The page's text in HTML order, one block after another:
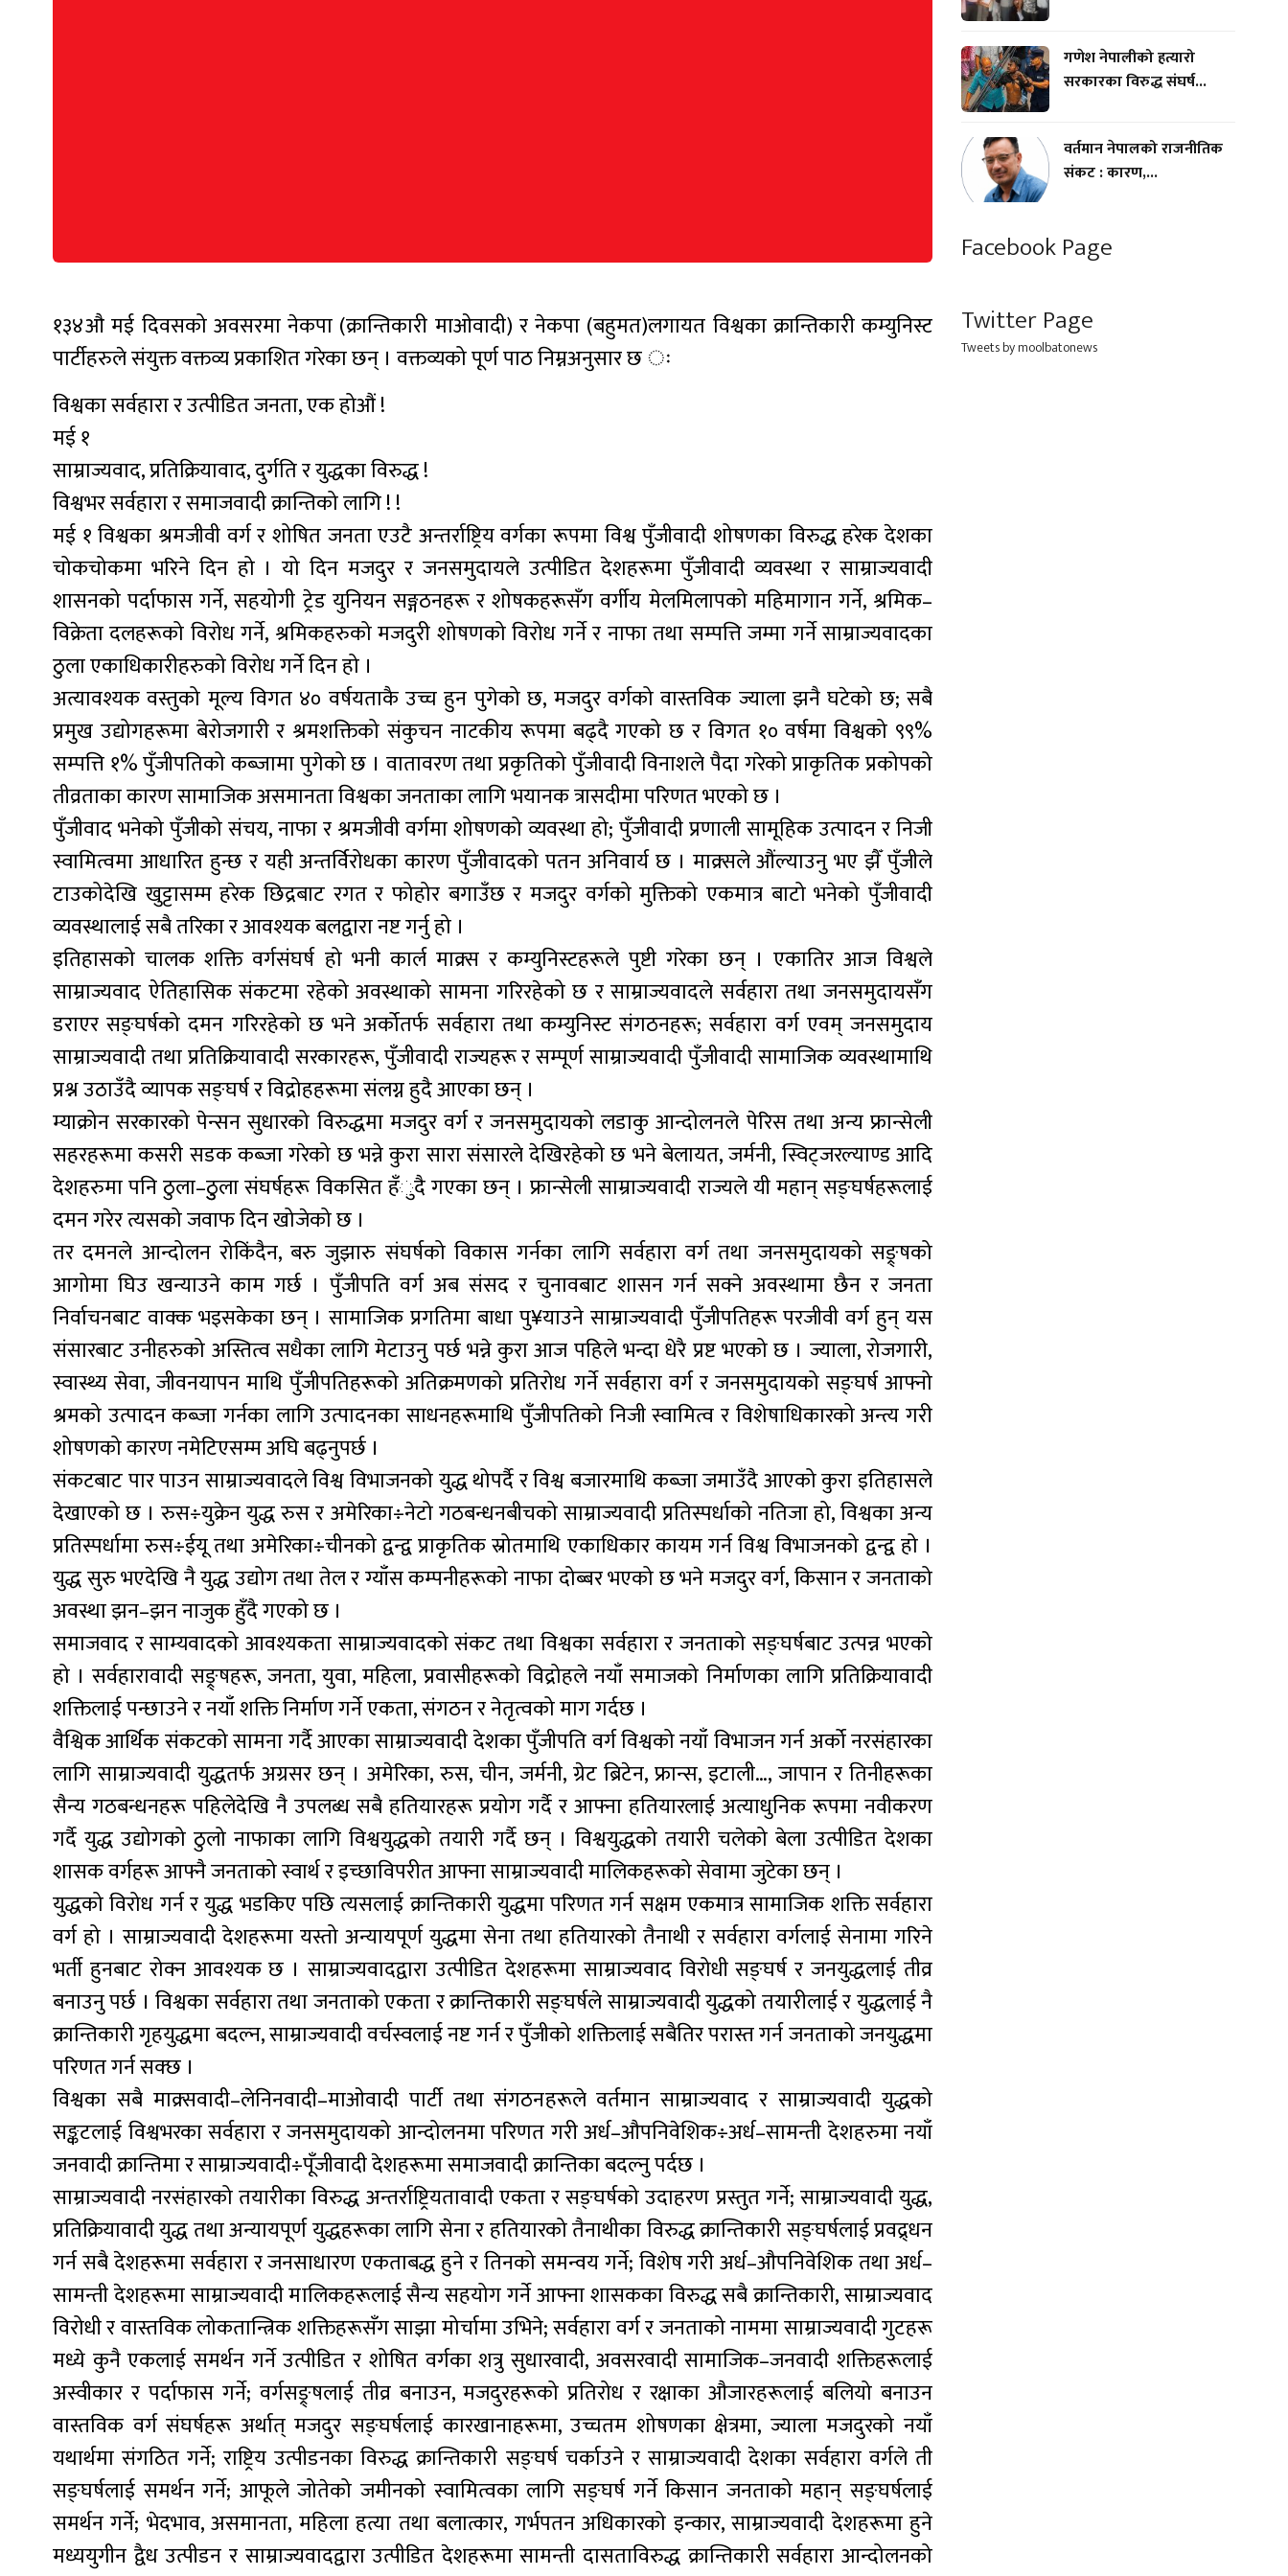
१३४औ मई दिवसको अवसरमा नेकपा (क्रान्तिकारी माओवादी) र नेकपा (बहुमत)लगायत विश्वका क्रान्तिकारी कम्युनिस्ट
पार्टीहरुले संयुक्त वक्तव्य प्रकाशित गरेका छन् । वक्तव्यको पूर्ण पाठ निम्नअनुसार छ ः
विश्वका सर्वहारा र उत्पीडित जनता, एक होऔं !
मई १
साम्राज्यवाद, प्रतिक्रियावाद, दुर्गति र युद्धका विरुद्ध !
विश्वभर सर्वहारा र समाजवादी क्रान्तिको लागि ! !
मई १ विश्वका श्रमजीवी वर्ग र शोषित जनता एउटै अन्तर्राष्ट्रिय वर्गका रूपमा विश्व पुँजीवादी शोषणका विरुद्ध हरेक देशका
चोकचोकमा भरिने दिन हो । यो दिन मजदुर र जनसमुदायले उत्पीडित देशहरूमा पुँजीवादी व्यवस्था र साम्राज्यवादी
शासनको पर्दाफास गर्ने, सहयोगी ट्रेड युनियन सङ्गठनहरू र शोषकहरूसँग वर्गीय मेलमिलापको महिमागान गर्ने, श्रमिक–
विक्रेता दलहरूको विरोध गर्ने, श्रमिकहरुको मजदुरी शोषणको विरोध गर्ने र नाफा तथा सम्पत्ति जम्मा गर्ने साम्राज्यवादका
ठुला एकाधिकारीहरुको विरोध गर्ने दिन हो ।
अत्यावश्यक वस्तुको मूल्य विगत ४० वर्षयताकै उच्च हुन पुगेको छ, मजदुर वर्गको वास्तविक ज्याला झनै घटेको छ; सबै
प्रमुख उद्योगहरूमा बेरोजगारी र श्रमशक्तिको संकुचन नाटकीय रूपमा बढ्दै गएको छ र विगत १० वर्षमा विश्वको ९९%
सम्पत्ति १% पुँजीपतिको कब्जामा पुगेको छ । वातावरण तथा प्रकृतिको पुँजीवादी विनाशले पैदा गरेको प्राकृतिक प्रकोपको
तीव्रताका कारण सामाजिक असमानता विश्वका जनताका लागि भयानक त्रासदीमा परिणत भएको छ ।
पुँजीवाद भनेको पुँजीको संचय, नाफा र श्रमजीवी वर्गमा शोषणको व्यवस्था हो; पुँजीवादी प्रणाली सामूहिक उत्पादन र निजी
स्वामित्वमा आधारित हुन्छ र यही अन्तर्विरोधका कारण पुँजीवादको पतन अनिवार्य छ । माक्र्सले औंल्याउनु भए झैँ पुँजीले
टाउकोदेखि खुट्टासम्म हरेक छिद्रबाट रगत र फोहोर बगाउँछ र मजदुर वर्गको मुक्तिको एकमात्र बाटो भनेको पुँजीवादी
व्यवस्थालाई सबै तरिका र आवश्यक बलद्वारा नष्ट गर्नु हो ।
इतिहासको चालक शक्ति वर्गसंघर्ष हो भनी कार्ल माक्र्स र कम्युनिस्टहरूले पुष्टी गरेका छन् । एकातिर आज विश्वले
साम्राज्यवाद ऐतिहासिक संकटमा रहेको अवस्थाको सामना गरिरहेको छ र साम्राज्यवादले सर्वहारा तथा जनसमुदायसँग
डराएर सङ्घर्षको दमन गरिरहेको छ भने अर्कोतर्फ सर्वहारा तथा कम्युनिस्ट संगठनहरू; सर्वहारा वर्ग एवम् जनसमुदाय
साम्राज्यवादी तथा प्रतिक्रियावादी सरकारहरू, पुँजीवादी राज्यहरू र सम्पूर्ण साम्राज्यवादी पुँजीवादी सामाजिक व्यवस्थामाथि
प्रश्न उठाउँदै व्यापक सङ्घर्ष र विद्रोहहरूमा संलग्न हुदै आएका छन् ।
म्याक्रोन सरकारको पेन्सन सुधारको विरुद्धमा मजदुर वर्ग र जनसमुदायको लडाकु आन्दोलनले पेरिस तथा अन्य फ्रान्सेली
सहरहरूमा कसरी सडक कब्जा गरेको छ भन्ने कुरा सारा संसारले देखिरहेको छ भने बेलायत, जर्मनी, स्विट्जरल्याण्ड आदि
देशहरुमा पनि ठुला–ठुुला संघर्षहरू विकसित हँुदै गएका छन् । फ्रान्सेली साम्राज्यवादी राज्यले यी महान् सङ्घर्षहरूलाई
दमन गरेर त्यसको जवाफ दिन खोजेको छ ।
तर दमनले आन्दोलन रोकिंदैन, बरु जुझारु संघर्षको विकास गर्नका लागि सर्वहारा वर्ग तथा जनसमुदायको सङ्र्षको
आगोमा घिउ खन्याउने काम गर्छ । पुँजीपति वर्ग अब संसद र चुनावबाट शासन गर्न सक्ने अवस्थामा छैन र जनता
निर्वाचनबाट वाक्क भइसकेका छन् । सामाजिक प्रगतिमा बाधा पु¥याउने साम्राज्यवादी पुँजीपतिहरू परजीवी वर्ग हुन् यस
संसारबाट उनीहरुको अस्तित्व सधैका लागि मेटाउनु पर्छ भन्ने कुरा आज पहिले भन्दा धेरै प्रष्ट भएको छ । ज्याला, रोजगारी,
स्वास्थ्य सेवा, जीवनयापन माथि पुँजीपतिहरूको अतिक्रमणको प्रतिरोध गर्ने सर्वहारा वर्ग र जनसमुदायको सङ्घर्ष आफ्नो
श्रमको उत्पादन कब्जा गर्नका लागि उत्पादनका साधनहरूमाथि पुँजीपतिको निजी स्वामित्व र विशेषाधिकारको अन्त्य गरी
शोषणको कारण नमेटिएसम्म अघि बढ्नुपर्छ ।
संकटबाट पार पाउन साम्राज्यवादले विश्व विभाजनको युद्ध थोपर्दै र विश्व बजारमाथि कब्जा जमाउँदै आएको कुरा इतिहासले
देखाएको छ । रुस÷युक्रेन युद्ध रुस र अमेरिका÷नेटो गठबन्धनबीचको साम्राज्यवादी प्रतिस्पर्धाको नतिजा हो, विश्वका अन्य
प्रतिस्पर्धामा रुस÷ईयू तथा अमेरिका÷चीनको द्वन्द्व प्राकृतिक स्रोतमाथि एकाधिकार कायम गर्न विश्व विभाजनको द्वन्द्व हो ।
युद्ध सुरु भएदेखि नै युद्ध उद्योग तथा तेल र ग्याँस कम्पनीहरूको नाफा दोब्बर भएको छ भने मजदुर वर्ग, किसान र जनताको
अवस्था झन–झन नाजुक हुँदै गएको छ ।
समाजवाद र साम्यवादको आवश्यकता साम्राज्यवादको संकट तथा विश्वका सर्वहारा र जनताको सङ्घर्षबाट उत्पन्न भएको
हो । सर्वहारावादी सङ्र्षहरू, जनता, युवा, महिला, प्रवासीहरूको विद्रोहले नयाँ समाजको निर्माणका लागि प्रतिक्रियावादी
शक्तिलाई पन्छाउने र नयाँ शक्ति निर्माण गर्ने एकता, संगठन र नेतृत्वको माग गर्दछ ।
वैश्विक आर्थिक संकटको सामना गर्दै आएका साम्राज्यवादी देशका पुँजीपति वर्ग विश्वको नयाँ विभाजन गर्न अर्को नरसंहारका
लागि साम्राज्यवादी युद्धतर्फ अग्रसर छन् । अमेरिका, रुस, चीन, जर्मनी, ग्रेट ब्रिटेन, फ्रान्स, इटाली…, जापान र तिनीहरूका
सैन्य गठबन्धनहरू पहिलेदेखि नै उपलब्ध सबै हतियारहरू प्रयोग गर्दै र आफ्ना हतियारलाई अत्याधुनिक रूपमा नवीकरण
गर्दै युद्ध उद्योगको ठुलो नाफाका लागि विश्वयुद्धको तयारी गर्दै छन् । विश्वयुद्धको तयारी चलेको बेला उत्पीडित देशका
शासक वर्गहरू आफ्नै जनताको स्वार्थ र इच्छाविपरीत आफ्ना साम्राज्यवादी मालिकहरूको सेवामा जुटेका छन् ।
युद्धको विरोध गर्न र युद्ध भडकिए पछि त्यसलाई क्रान्तिकारी युद्धमा परिणत गर्न सक्षम एकमात्र सामाजिक शक्ति सर्वहारा
वर्ग हो । साम्राज्यवादी देशहरूमा यस्तो अन्यायपूर्ण युद्धमा सेना तथा हतियारको तैनाथी र सर्वहारा वर्गलाई सेनामा गरिने
भर्ती हुनबाट रोक्न आवश्यक छ । साम्राज्यवादद्वारा उत्पीडित देशहरूमा साम्राज्यवाद विरोधी सङ्घर्ष र जनयुद्धलाई तीव्र
बनाउनु पर्छ । विश्वका सर्वहारा तथा जनताको एकता र क्रान्तिकारी सङ्घर्षले साम्राज्यवादी युद्धको तयारीलाई र युद्धलाई नै
क्रान्तिकारी गृहयुद्धमा बदल्न, साम्राज्यवादी वर्चस्वलाई नष्ट गर्न र पुँजीको शक्तिलाई सबैतिर परास्त गर्न जनताको जनयुद्धमा
परिणत गर्न सक्छ ।
विश्वका सबै माक्र्सवादी–लेनिनवादी–माओवादी पार्टी तथा संगठनहरूले वर्तमान साम्राज्यवाद र साम्राज्यवादी युद्धको
सङ्कटलाई विश्वभरका सर्वहारा र जनसमुदायको आन्दोलनमा परिणत गरी अर्ध–औपनिवेशिक÷अर्ध–सामन्ती देशहरुमा नयाँ
जनवादी क्रान्तिमा र साम्राज्यवादी÷पूँजीवादी देशहरूमा समाजवादी क्रान्तिका बदल्नु पर्दछ ।
साम्राज्यवादी नरसंहारको तयारीका विरुद्ध अन्तर्राष्ट्रियतावादी एकता र सङ्घर्षको उदाहरण प्रस्तुत गर्ने; साम्राज्यवादी युद्ध,
प्रतिक्रियावादी युद्ध तथा अन्यायपूर्ण युद्धहरूका लागि सेना र हतियारको तैनाथीका विरुद्ध क्रान्तिकारी सङ्घर्षलाई प्रवद्र्धन
गर्न सबै देशहरूमा सर्वहारा र जनसाधारण एकताबद्ध हुने र तिनको समन्वय गर्ने; विशेष गरी अर्ध–औपनिवेशिक तथा अर्ध–
सामन्ती देशहरूमा साम्राज्यवादी मालिकहरूलाई सैन्य सहयोग गर्ने आफ्ना शासकका विरुद्ध सबै क्रान्तिकारी, साम्राज्यवाद
विरोधी र वास्तविक लोकतान्त्रिक शक्तिहरूसँग साझा मोर्चामा उभिने; सर्वहारा वर्ग र जनताको नाममा साम्राज्यवादी गुटहरू
मध्ये कुनै एकलाई समर्थन गर्ने उत्पीडित र शोषित वर्गका शत्रु सुधारवादी, अवसरवादी सामाजिक–जनवादी शक्तिहरूलाई
अस्वीकार र पर्दाफास गर्ने; वर्गसङ्र्षलाई तीव्र बनाउन, मजदुरहरूको प्रतिरोध र रक्षाका औजारहरूलाई बलियो बनाउन
वास्तविक वर्ग संघर्षहरू अर्थात् मजदुर सङ्घर्षलाई कारखानाहरूमा, उच्चतम शोषणका क्षेत्रमा, ज्याला मजदुरको नयाँ
यथार्थमा संगठित गर्ने; राष्ट्रिय उत्पीडनका विरुद्ध क्रान्तिकारी सङ्घर्ष चर्काउने र साम्राज्यवादी देशका सर्वहारा वर्गले ती
सङ्घर्षलाई समर्थन गर्ने; आफूले जोतेको जमीनको स्वामित्वका लागि सङ्घर्ष गर्ने किसान जनताको महान् सङ्घर्षलाई
समर्थन गर्ने; भेदभाव, असमानता, महिला हत्या तथा बलात्कार, गर्भपतन अधिकारको इन्कार, साम्राज्यवादी देशहरूमा हुने
मध्ययुगीन द्वैध उत्पीडन र साम्राज्यवादद्वारा उत्पीडित देशहरूमा सामन्ती दासताविरुद्ध क्रान्तिकारी सर्वहारा आन्दोलनको
गणेश नेपालीको हत्यारो
सरकारका विरुद्ध संघर्ष...
वर्तमान नेपालको राजनीतिक
संकट : कारण,...
Facebook Page
Twitter Page
Tweets by moolbatonews